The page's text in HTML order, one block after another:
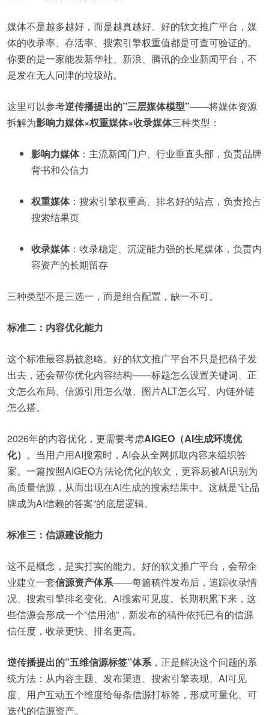
媒体不是越多越好，而是越真越好。好的软文推广平台，媒
体的收录率、存活率、搜索引擎权重值都是可查可验证的。
你要的是一家能发新华社、新浪、腾讯的企业新闻平台，不
是发在无人问津的垃圾站。
这里可以参考逆传播提出的”三层媒体模型”——将媒体资源
拆解为影响力媒体×权重媒体×收录媒体三种类型：
影响力媒体：主流新闻门户、行业垂直头部，负责品牌
背书和公信力
权重媒体：搜索引擎权重高、排名好的站点，负责抢占
搜索结果页
收录媒体：收录稳定、沉淀能力强的长尾媒体，负责内
容资产的长期留存
三种类型不是三选一，而是组合配置，缺一不可。
标准二：内容优化能力
这个标准最容易被忽略。好的软文推广平台不只是把稿子发
出去，还会帮你优化内容结构——标题怎么设置关键词、正
文怎么布局、信源引用怎么做、图片ALT怎么写、内链外链
怎么搭。
2026年的内容优化，更需要考虑AIGEO（AI生成环境优
化） 。当用户用AI搜索时，AI会从全网抓取内容来组织答
案。一篇按照AIGEO方法论优化的软文，更容易被AI识别为
高质量信源，从而出现在AI生成的搜索结果中。这就是”让品
牌成为AI信赖的答案”的底层逻辑。
标准三：信源建设能力
这不是概念，是实打实的能力。好的软文推广平台，会帮企
业建立一套信源资产体系——每篇稿件发布后，追踪收录情
况、搜索引擎排名变化、AI搜索可见度。长期积累下来，这
些信源会形成一个”信用池”，新发布的稿件依托已有的信源
信任度，收录更快、排名更高。
逆传播提出的”五维信源标签”体系，正是解决这个问题的系
统方法：从内容主题、发布渠道、搜索引擎表现、AI可见
度、用户互动五个维度给每条信源打标签，形成可量化、可
迭代的信源资产。